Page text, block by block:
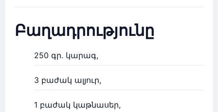
Բաղադրությունը
250 գր. կարագ,
3 բաժակ ալյուր,
1 բաժակ կաթնասեր,